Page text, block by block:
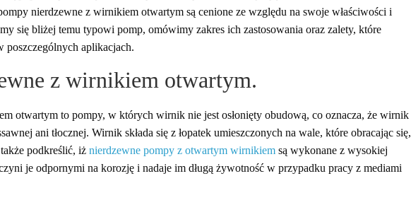
nierdzewne z wirnikiem otwartym są cenione ze względu na swoje właściwości i
się bliżej temu typowi pomp, omówimy zakres ich zastosowania oraz zalety, które
aplikacjach.
z wirnikiem otwartym.
otwartym to pompy, w których wirnik nie jest osłonięty obudową, co oznacza, że wirnik
ani tłocznej. Wirnik składa się z łopatek umieszczonych na wale, które obracając się,
podkreślić, iż nierdzewne pompy z otwartym wirnikiem są wykonane z wysokiej
je odpornymi na korozję i nadaje im długą żywotność w przypadku pracy z mediami